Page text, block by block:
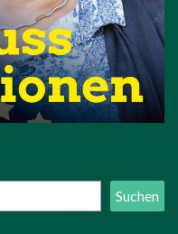
Suchen